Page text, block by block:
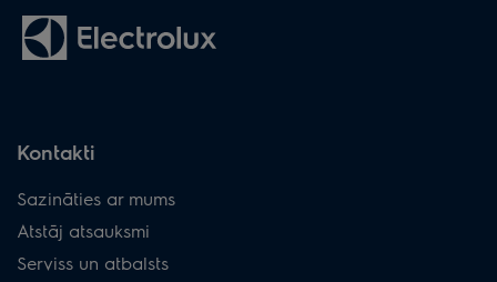
Kontakti
Sazināties ar mums
Atstāj atsauksmi
Serviss un atbalsts